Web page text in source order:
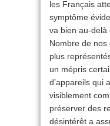
les Français
symptôme
va bien au-delà
Nombre de nos
plus
un mépris
d’appareils qui
visiblement
préserver des
désintérêt a